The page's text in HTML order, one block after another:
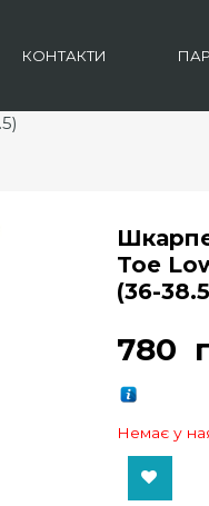
КОНТАКТИ
Toe
(36-
780
Немає у